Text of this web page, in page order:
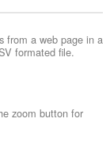
from a web page in a
formated file.
zoom button for